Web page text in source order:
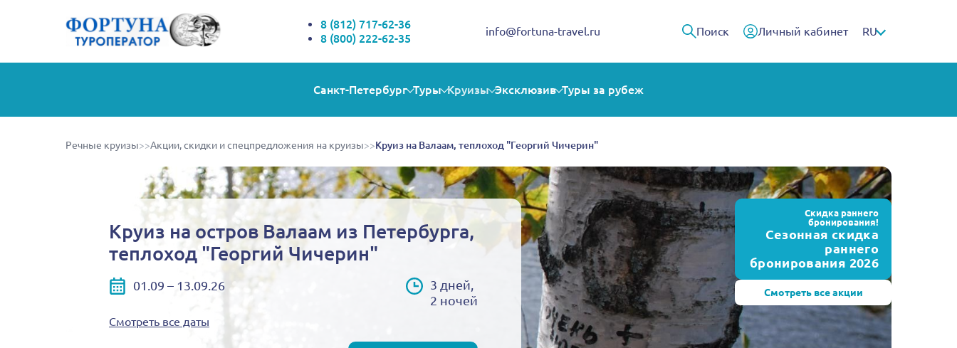
Выбираете себе увлекательную поездку? Могу помочь!
8 (812) 717-62-36
8 (800) 222-62-35
info@fortuna-travel.ru Поиск Личный кабинет RU
Санкт-Петербург Туры Круизы Эксклюзив Туры за рубеж
Речные круизы>>Акции, скидки и спецпредложения на круизы>>Круиз на Валаам, теплоход "Георгий Чичерин"
Круиз на остров Валаам из Петербурга,
теплоход "Георгий Чичерин"
01.09 – 13.09.26
3 дней,
2 ночей
Смотреть все даты
Скидка раннего
бронирования!
Сезонная скидка
раннего
бронирования 2026
Смотреть все акции